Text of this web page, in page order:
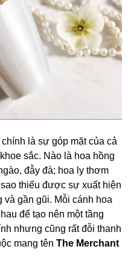
là sự góp mặt của cả
sắc. Nào là hoa hồng
đẫy đà; hoa ly thơm
thiếu được sự xuất hiện
gần gũi. Mỗi cánh hoa
để tạo nên một tầng
nhưng cũng rất đỗi thanh
mang tên The Merchant